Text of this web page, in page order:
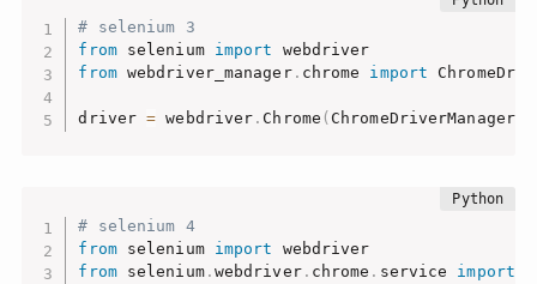
# selenium 3
from selenium import
from webdriver_manager. chrome import
driver = webdriver . Chrome ( ChromeDriverManager(
# selenium 4
from selenium import
from selenium. webdriver. chrome . service import